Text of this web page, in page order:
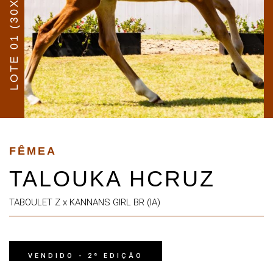
LOTE 01 (30X)
FÊMEA
TALOUKA HCRUZ
TABOULET Z x KANNANS GIRL BR (IA)
VENDIDO - 2ª EDIÇÃO